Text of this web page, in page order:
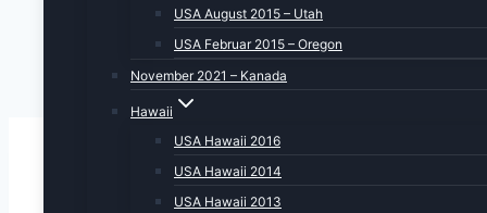
USA August 2015 – Utah
USA Februar 2015 – Oregon
November 2021 – Kanada
Hawaii
USA Hawaii 2016
USA Hawaii 2014
USA Hawaii 2013
Ich bin mir nicht sicher woran es lag, dass ich in